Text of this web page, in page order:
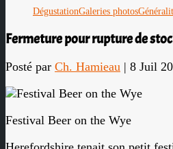
DégustationGaleries photos
Fermeture pour rupture de
Posté par Ch. Hamieau | 8 Juil
Festival Beer on the Wye